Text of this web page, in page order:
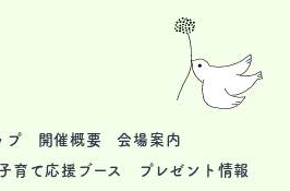
プ 開催概要 会場案内
育て応援ブース プレゼント情報